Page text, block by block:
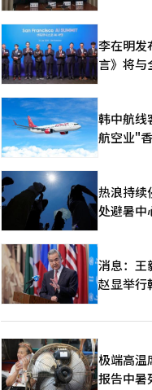
李在明发
言》将与
韩中航线
航空业"
热浪持续
处避暑中
消息：王
赵显举行
极端高温
报告中暑